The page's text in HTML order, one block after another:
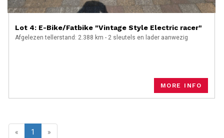
Lot 4: E-Bike/Fatbike "Vintage Style Electric racer"
Afgelezen tellerstand: 2.388 km - 2 sleutels en lader aanwezig
MORE INFO
« 1 »